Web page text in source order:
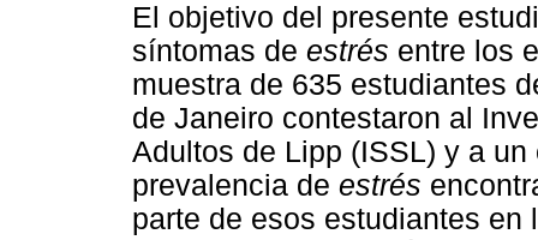
El objetivo del presente
síntomas de estrés entre los
muestra de 635 estudiantes
de Janeiro contestaron al
Adultos de Lipp (ISSL) y a
prevalencia de estrés
parte de esos estudiantes